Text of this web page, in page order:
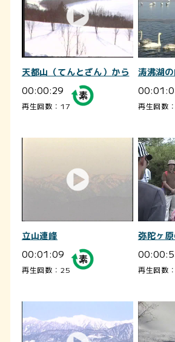
天都山（てんとざん）から
00:00:29
再生回数：17
涛沸湖
再生回数
立山連峰
00:01:09
再生回数：25
弥陀ヶ
再生回数